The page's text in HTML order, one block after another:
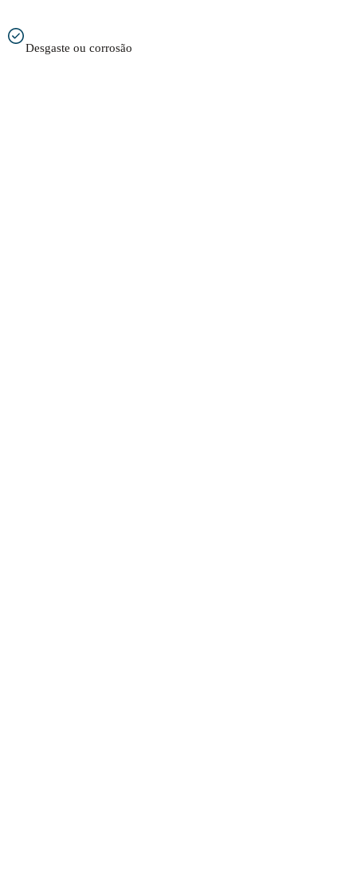
Desgaste ou corrosão